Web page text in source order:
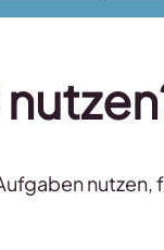
nutzen,